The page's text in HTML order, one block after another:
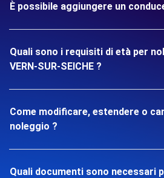
È possibile aggiungere un
Quali sono i requisiti di età per
VERN-SUR-SEICHE ?
Come modificare, estendere o
noleggio ?
Quali documenti sono necessari